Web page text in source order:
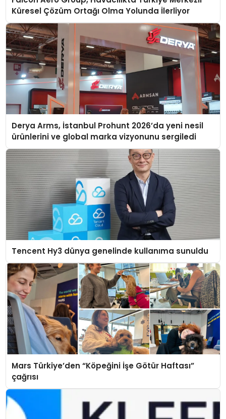
Küresel Çözüm Ortağı Olma Yolunda İlerliyor
Derya Arms, İstanbul Prohunt 2026’da yeni nesil
ürünlerini ve global marka vizyonunu sergiledi
Tencent Hy3 dünya genelinde kullanıma sunuldu
Mars Türkiye’den “Köpeğini İşe Götür Haftası”
çağrısı